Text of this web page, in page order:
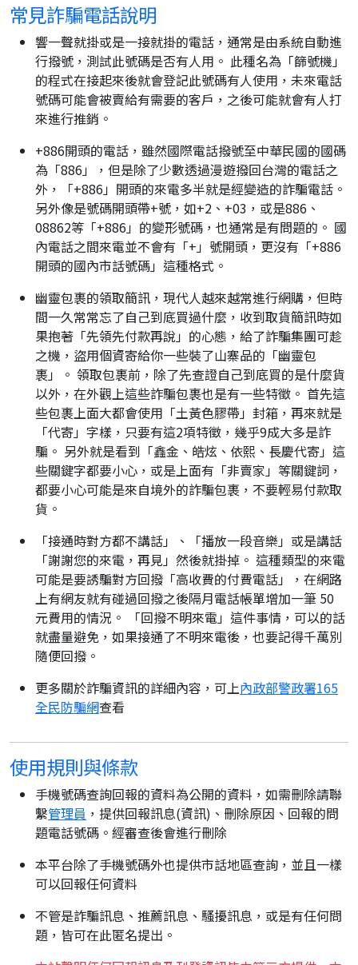
常見詐騙電話說明
響一聲就掛或是一接就掛的電話，通常是由系統自動進
行撥號，測試此號碼是否有人用。 此種名為「篩號機」
的程式在接起來後就會登記此號碼有人使用，未來電話
號碼可能會被賣給有需要的客戶，之後可能就會有人打
來進行推銷。
+886開頭的電話，雖然國際電話撥號至中華民國的國碼
為「886」，但是除了少數透過漫遊撥回台灣的電話之
外，「+886」開頭的來電多半就是經變造的詐騙電話。
另外像是號碼開頭帶+號，如+2、+03，或是886、
08862等「+886」的變形號碼，也通常是有問題的。 國
內電話之間來電並不會有「+」號開頭，更沒有「+886
開頭的國內市話號碼」這種格式。
幽靈包裹的領取簡訊，現代人越來越常進行網購，但時
間一久常常忘了自己到底買過什麼，收到取貨簡訊時如
果抱著「先領先付款再說」的心態，給了詐騙集團可趁
之機，盜用個資寄給你一些裝了山寨品的「幽靈包
裹」。 領取包裹前，除了先查證自己到底買的是什麼貨
以外，在外觀上這些詐騙包裹也是有一些特徵。 首先這
些包裹上面大都會使用「土黃色膠帶」封箱，再來就是
「代寄」字樣，只要有這2項特徵，幾乎9成大多是詐
騙。 另外就是看到「鑫金、皓炫、依熙、長慶代寄」這
些關鍵字都要小心，或是上面有「非賣家」等關鍵詞，
都要小心可能是來自境外的詐騙包裹，不要輕易付款取
貨。
「接通時對方都不講話」、「播放一段音樂」或是講話
「謝謝您的來電，再見」然後就掛掉。 這種類型的來電
可能是要誘騙對方回撥「高收費的付費電話」，在網路
上有網友就有碰過回撥之後隔月電話帳單增加一筆 50
元費用的情況。 「回撥不明來電」這件事情，可以的話
就盡量避免，如果接通了不明來電後，也要記得千萬別
隨便回撥。
更多關於詐騙資訊的詳細內容，可上內政部警政署165
全民防騙網查看
使用規則與條款
手機號碼查詢回報的資料為公開的資料，如需刪除請聯
繫管理員 ，提供回報訊息(資訊)、刪除原因、回報的問
題電話號碼。經審查後會進行刪除
本平台除了手機號碼外也提供市話地區查詢，並且一樣
可以回報任何資料
不管是詐騙訊息、推薦訊息、騷擾訊息，或是有任何問
題，皆可在此匿名提出。